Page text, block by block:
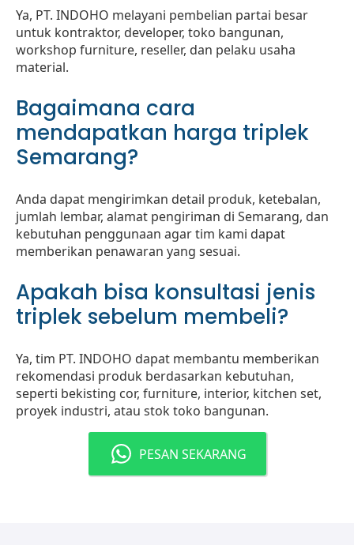
Ya, PT. INDOHO melayani pembelian partai besar
untuk kontraktor, developer, toko bangunan,
workshop furniture, reseller, dan pelaku usaha
material.
Bagaimana cara
mendapatkan harga triplek
Semarang?
Anda dapat mengirimkan detail produk, ketebalan,
jumlah lembar, alamat pengiriman di Semarang, dan
kebutuhan penggunaan agar tim kami dapat
memberikan penawaran yang sesuai.
Apakah bisa konsultasi jenis
triplek sebelum membeli?
Ya, tim PT. INDOHO dapat membantu memberikan
rekomendasi produk berdasarkan kebutuhan,
seperti bekisting cor, furniture, interior, kitchen set,
proyek industri, atau stok toko bangunan.
PESAN SEKARANG